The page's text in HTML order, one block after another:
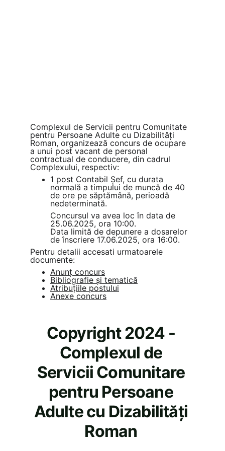
Complexul de Servicii pentru Comunitate
pentru Persoane Adulte cu Dizabilități
Roman, organizează concurs de ocupare
a unui post vacant de personal
contractual de conducere, din cadrul
Complexului, respectiv:
1 post Contabil Șef, cu durata
normală a timpului de muncă de 40
de ore pe săptămână, perioadă
nedeterminată.
Concursul va avea loc în data de
25.06.2025, ora 10:00.
Data limită de depunere a dosarelor
de înscriere 17.06.2025, ora 16:00.
Pentru detalii accesati urmatoarele
documente:
Anunț concurs
Bibliografie și tematică
Atribuțiile postului
Anexe concurs
Copyright 2024 -
Complexul de
Servicii Comunitare
pentru Persoane
Adulte cu Dizabilități
Roman